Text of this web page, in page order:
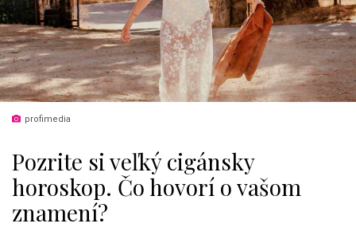
profimedia
Pozrite si veľký cigánsky
horoskop. Čo hovorí o vašom
znamení?